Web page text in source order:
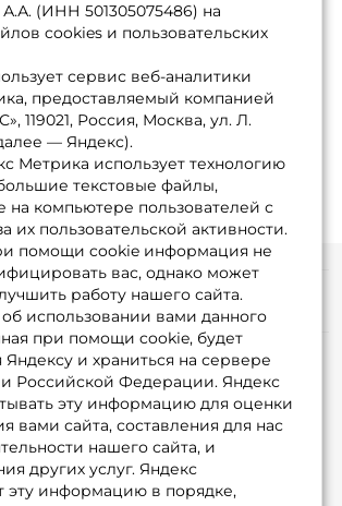
(ИНН 501305075486) на
cookies и пользовательских
сервис веб-аналитики
предоставляемый компанией
119021, Россия, Москва, ул. Л.
— Яндекс).
Метрика использует технологию
текстовые файлы,
компьютере пользователей с
их пользовательской активности.
помощи cookie информация не
вас, однако может
работу нашего сайта.
использовании вами данного
при помощи cookie, будет
Яндексу и храниться на сервере
Российской Федерации. Яндекс
эту информацию для оценки
вами сайта, составления для нас
нашего сайта, и
других услуг. Яндекс
эту информацию в порядке,
Информация
О магазине
Доставка
Оплата
Fox-bonus
Гуру
программа
88
д.7
20:00